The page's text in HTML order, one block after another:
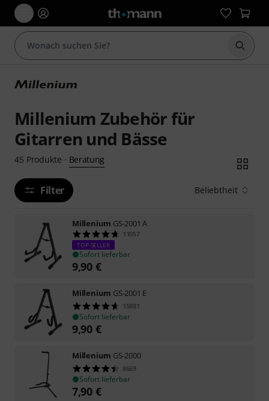
Suche
Millenium Zubehör für
Gitarren und Bässe
45 Produkte · Beratung
Filter Beliebtheit
Millenium GS-2001 A
11057
TOP-SELLER
Sofort lieferbar
9,90 €
Millenium GS-2001 E
15881
Sofort lieferbar
9,90 €
Millenium GS-2000
8669
Sofort lieferbar
7,90 €